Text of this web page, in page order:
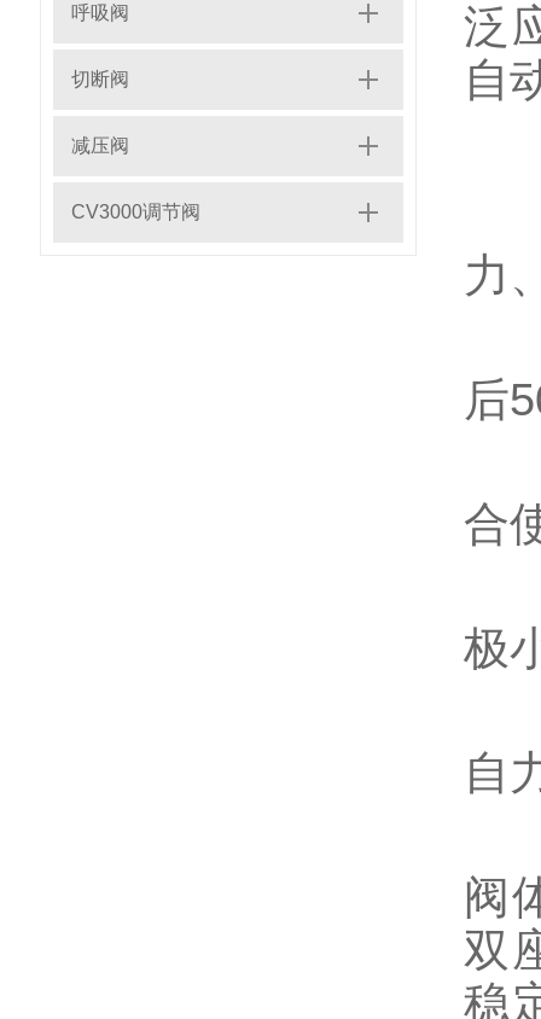
呼吸阀
切断阀
减压阀
CV3000调节阀
泛
自
力
后
合
极
自
阀
双
稳